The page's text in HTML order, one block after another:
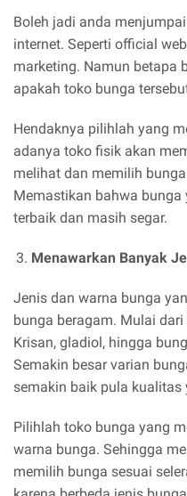
Boleh jadi anda
internet. Seperti official
marketing. Namun betapa
apakah toko bunga
Hendaknya pilihlah yang
adanya toko fisik akan
melihat dan memilih
Memastikan bahwa
terbaik dan masih segar.
Menawarkan Banyak
Jenis dan warna bunga
bunga beragam. Mulai
Krisan, gladiol, hingga
Semakin besar varian
semakin baik pula kualitas
Pilihlah toko bunga yang
warna bunga. Sehingga
memilih bunga sesuai